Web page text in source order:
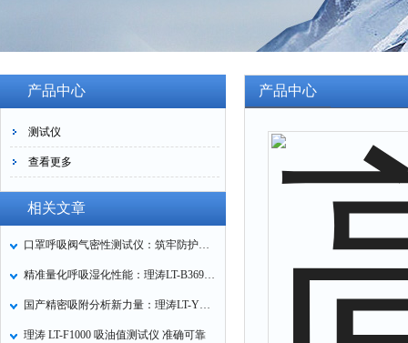
产品中心
测试仪
查看更多
相关文章
口罩呼吸阀气密性测试仪：筑牢防护口罩的质量关卡
精准量化呼吸湿化性能：理涛LT-B369湿化器数据采集装置技术解析
国产精密吸附分析新力量：理涛LT-Y019A全自动高压吸附仪的性能与应用解析
理涛 LT-F1000 吸油值测试仪 准确可靠
产品中心